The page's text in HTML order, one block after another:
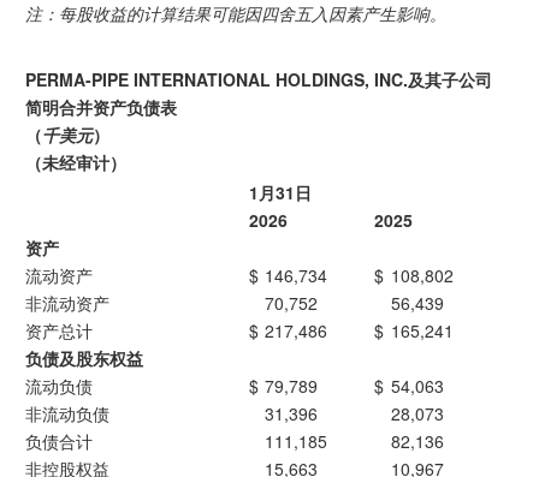
注：每股收益的计算结果可能因四舍五入因素产生影响。
PERMA-PIPE INTERNATIONAL HOLDINGS, INC.及其子公司
简明合并资产负债表
（千美元）
（未经审计）
1月31日
2026
2025
资产
流动资产
$ 146,734 $ 108,802
非流动资产
70,752
56,439
资产总计
$ 217,486 $ 165,241
负债及股东权益
流动负债
$ 79,789 $ 54,063
非流动负债
31,396
28,073
负债合计
111,185
82,136
非控股权益
15,663
10,967